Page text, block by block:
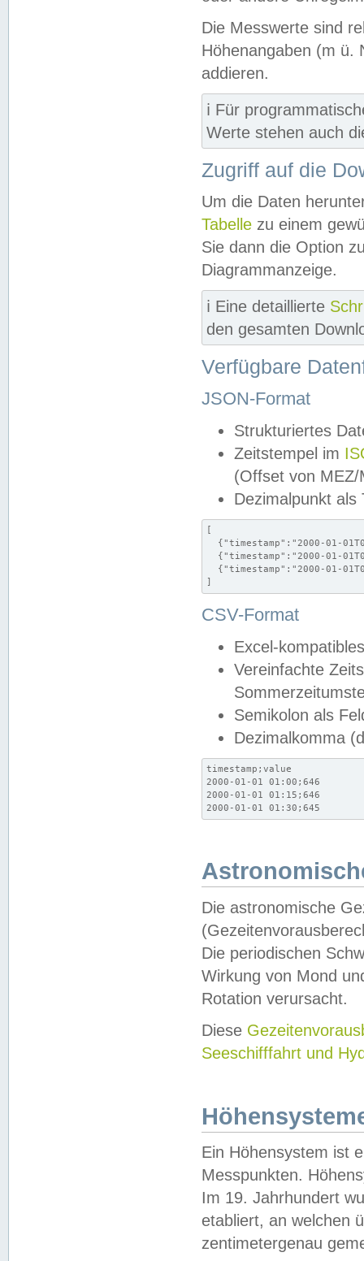
Die Messwerte sind
Höhenangaben (m ü.
addieren.
ℹ️ Für
Werte stehen auch
Zugriff auf die
Um die Daten
Tabelle zu einem
Sie dann die Option
Diagrammanzeige.
ℹ️ Eine detaillierte
den gesamten
Verfügbare
JSON-Format
Strukturiertes
Zeitstempel im
(Offset von MEZ/
Dezimalpunkt als
[
{"timestamp":"2000-01-
{"timestamp":"2000-01-
{"timestamp":"2000-01-
]
CSV-Format
Excel-
Vereinfachte
Semikolon als
Dezimalkomma
timestamp;value
2000-01-01 01:00;646
2000-01-01 01:15;646
2000-01-01 01:30;645
Die astronomische
Die periodischen
Wirkung von Mond
Rotation verursacht.
Diese
Seeschifffahrt und
Ein Höhensystem ist
Messpunkten.
Im 19. Jahrhundert
etabliert, an welchen
zentimetergenau